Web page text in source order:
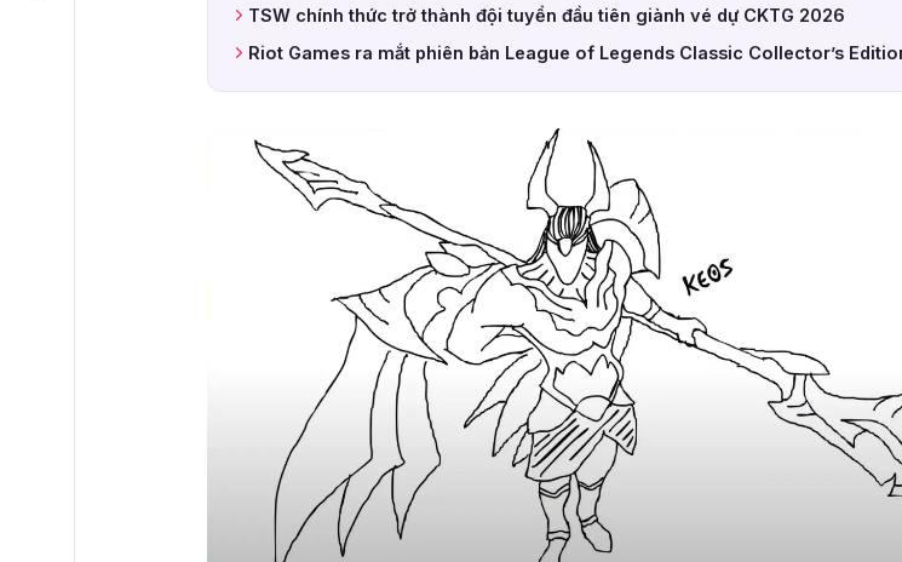
TSW chính thức trở thành đội tuyển đầu tiên giành vé dự CKTG 2026
Riot Games ra mắt phiên bản League of Legends Classic Collector’s